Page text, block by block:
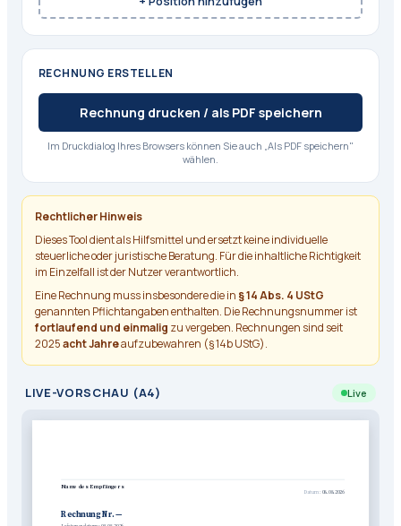
RECHNUNG ERSTELLEN
Rechnung drucken / als PDF speichern
Im Druckdialog Ihres Browsers können Sie auch „Als PDF speichern"
wählen.
Rechtlicher Hinweis
Dieses Tool dient als Hilfsmittel und ersetzt keine individuelle
steuerliche oder juristische Beratung. Für die inhaltliche Richtigkeit
im Einzelfall ist der Nutzer verantwortlich.
Eine Rechnung muss insbesondere die in § 14 Abs. 4 UStG
genannten Pflichtangaben enthalten. Die Rechnungsnummer ist
fortlaufend und einmalig zu vergeben. Rechnungen sind seit
2025acht Jahreaufzubewahren (§ 14b UStG).
LIVE-VORSCHAU (A4) Live
Name des Empfängers
Datum: 08.08.2026
Rechnung Nr. —